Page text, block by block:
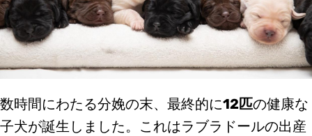
数時間にわたる分娩の末、最終的に12匹の健康な
子犬が誕生しました。これはラブラドールの出産